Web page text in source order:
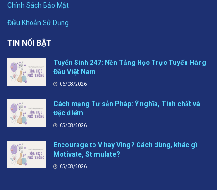
Chính Sách Bảo Mật
Điều Khoản Sử Dụng
TIN NỔI BẬT
Tuyển Sinh 247: Nền Tảng Học Trực Tuyến Hàng
Đầu Việt Nam
06/08/2026
Cách mạng Tư sản Pháp: Ý nghĩa, Tính chất và
Đặc điểm
05/08/2026
Encourage to V hay Ving? Cách dùng, khác gì
Motivate, Stimulate?
05/08/2026